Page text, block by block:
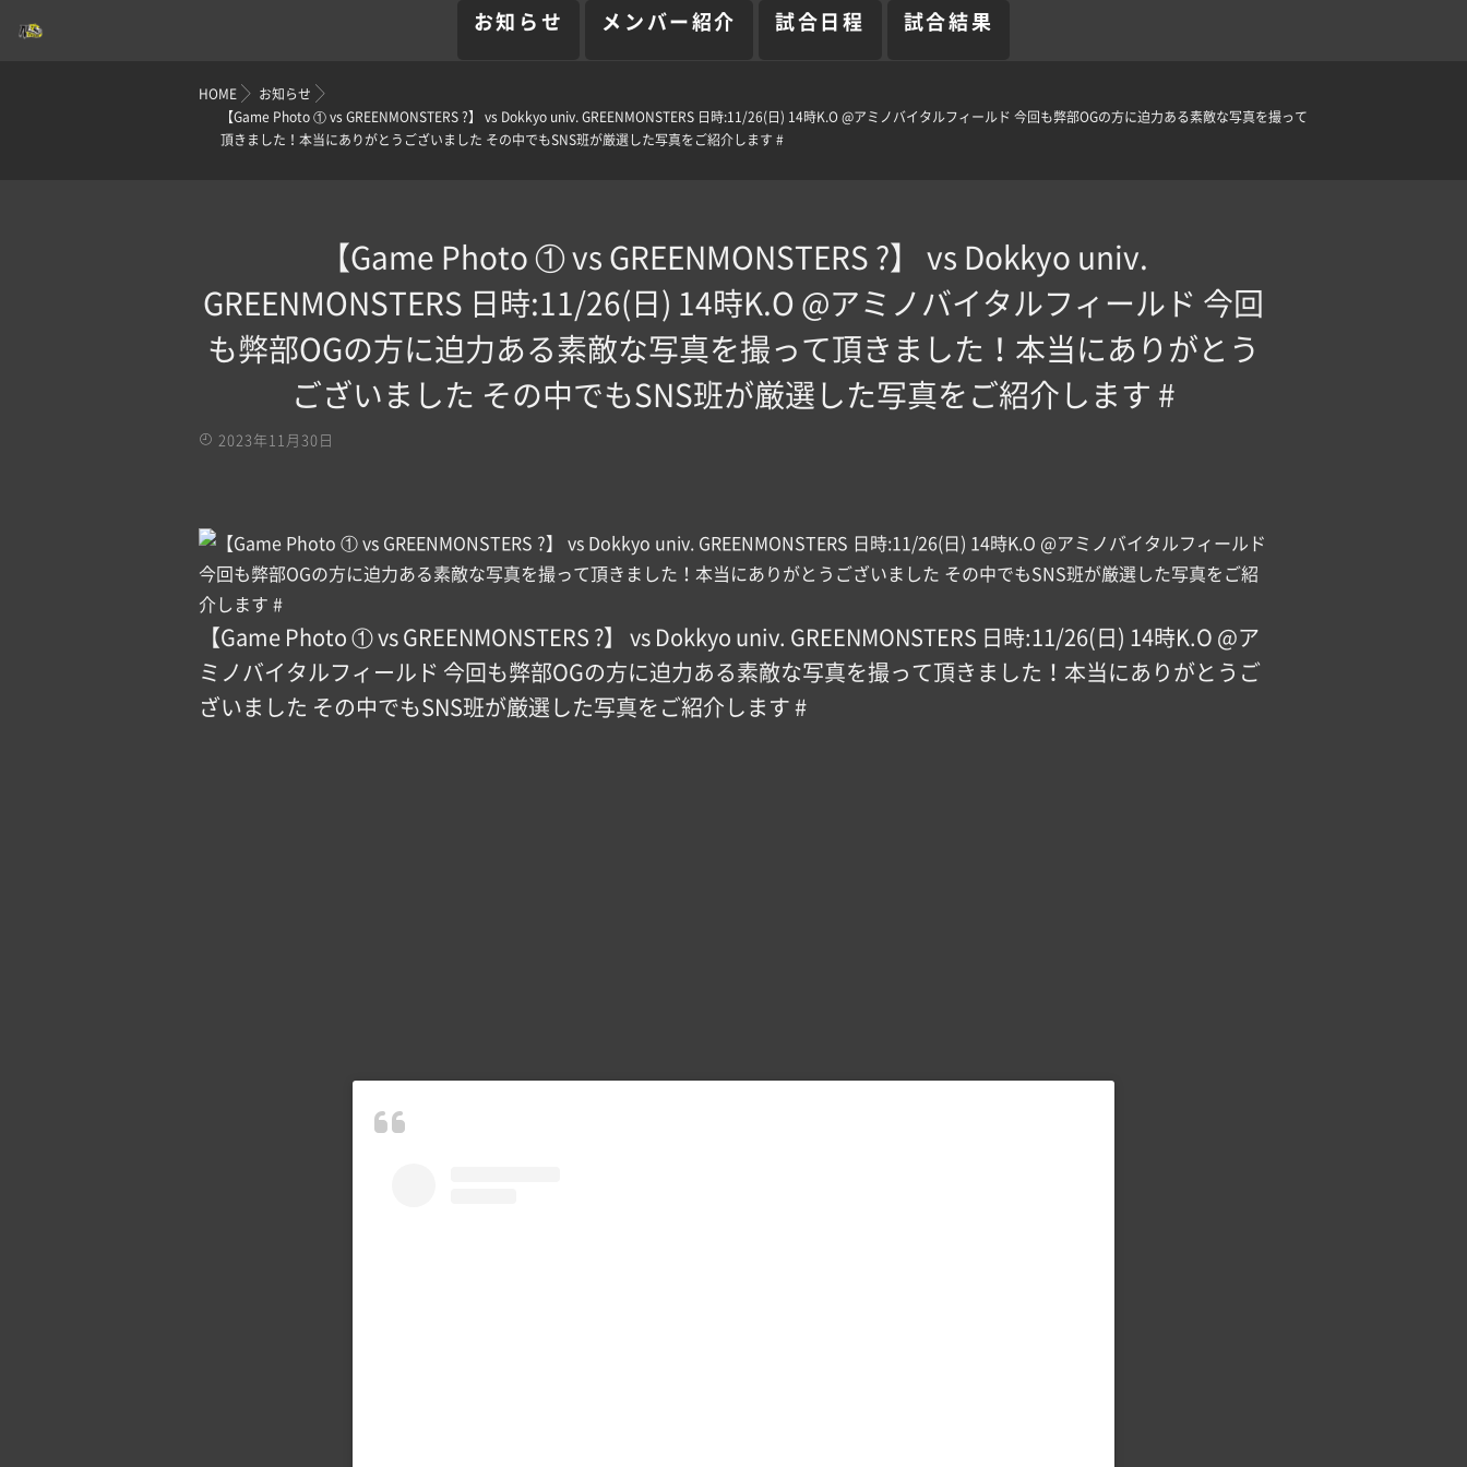
お知らせ メンバー紹介 試合日程 試合結果
HOME
お知らせ
【Game Photo ① vs GREENMONSTERS ?】 vs Dokkyo univ. GREENMONSTERS 日時:11/26(日) 14時K.O @アミノバイタルフィールド 今回も弊部OGの方に迫力ある素敵な写真を撮って
頂きました！本当にありがとうございました その中でもSNS班が厳選した写真をご紹介します #
【Game Photo ① vs GREENMONSTERS ?】 vs Dokkyo univ.
GREENMONSTERS 日時:11/26(日) 14時K.O @アミノバイタルフィールド 今回
も弊部OGの方に迫力ある素敵な写真を撮って頂きました！本当にありがとう
ございました その中でもSNS班が厳選した写真をご紹介します #
2023年11月30日
【Game Photo ① vs GREENMONSTERS ?】 vs Dokkyo univ. GREENMONSTERS 日時:11/26(日) 14時K.O @ア
ミノバイタルフィールド 今回も弊部OGの方に迫力ある素敵な写真を撮って頂きました！本当にありがとうご
ざいました その中でもSNS班が厳選した写真をご紹介します #